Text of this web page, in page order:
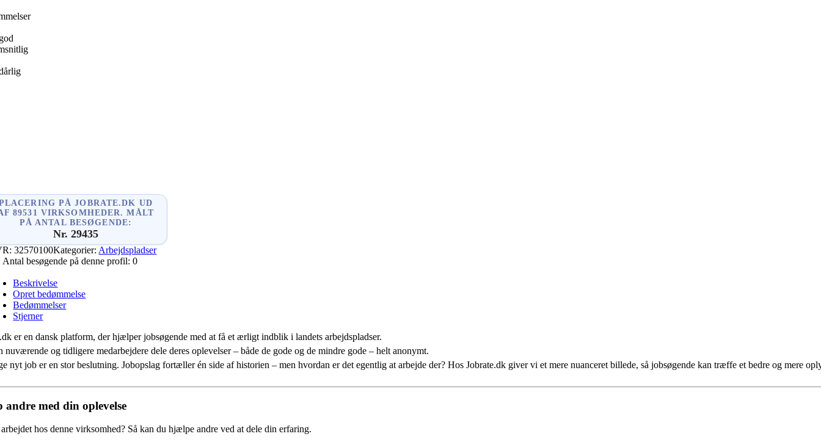
PÅ JOBRATE.DK UD
89531 VIRKSOMHEDER. MÅLT
PÅ ANTAL BESØGENDE:
Nr. 29435
32570100Kategorier: Arbejdspladser
Antal besøgende på denne profil: 0
Beskrivelse
Opret bedømmelse
Bedømmelser
Stjerner
er en dansk platform, der hjælper jobsøgende med at få et ærligt indblik i landets arbejdspladser.
nuværende og tidligere medarbejdere dele deres oplevelser – både de gode og de mindre gode – helt anonymt.
nyt job er en stor beslutning. Jobopslag fortæller én side af historien – men hvordan er det egentlig at arbejde der? Hos Jobrate.dk giver vi et mere nuanceret billede, så jobsøgende kan træffe et bedre og mere
med din oplevelse
hos denne virksomhed?Så kan du hjælpe andre ved at dele din erfaring.